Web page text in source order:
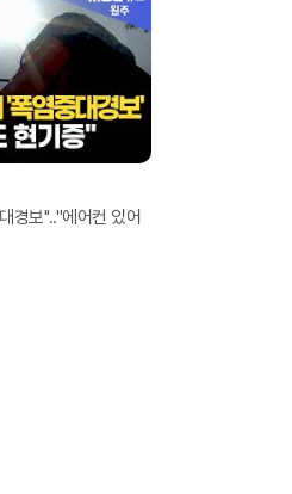
경보''.."에어컨 있어